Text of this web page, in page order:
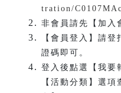
tration/
非會員請先【加入
【會員登入】請
證碼即可。
登入後點選【我要
【活動分類】選